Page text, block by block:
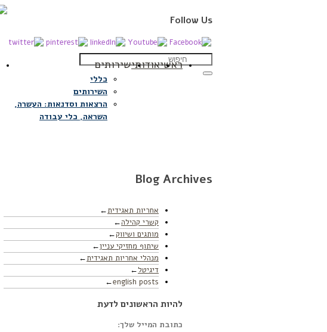
Follow Us
ראשיאודותישירותים
כללי
השירותים
הרצאות וסדנאות: העשרה,
השראה, כלי עבודה
Blog Archives
אחריות תאגידית
קשרי קהילה
מותגים ושיווק
שיתוף מחזיקי עניין
מנהלי אחריות תאגידית
דיגיטל
english posts
להיות הראשונים לדעת
כתובת המייל שלך: